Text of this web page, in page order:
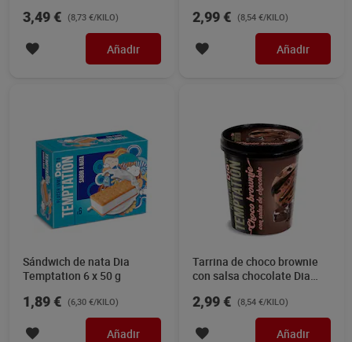
3,49 € (8,73 €/KILO)
Añadir
2,99 € (8,54 €/KILO)
Añadir
Sándwich de nata Dia
Temptation 6 x 50 g
1,89 € (6,30 €/KILO)
Añadir
Tarrina de choco brownie
con salsa chocolate Dia
2,99 € (8,54 €/KILO)
Añadir